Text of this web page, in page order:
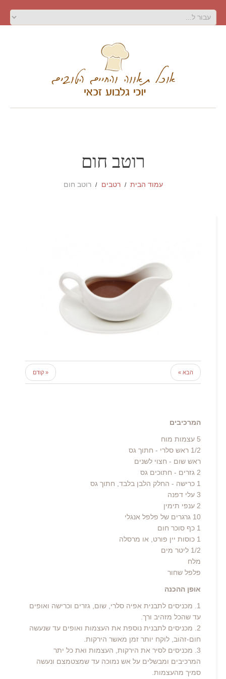
רוטב חום
עמוד הבית רטבים רוטב חום
« קודם הבא »
המרכיבים
5 עצמות מוח
1/2 ראש סלרי - חתוך גס
ראש שום - חצוי לשנים
2 גזרים - חתוכים גס
1 כרישה - החלק הלבן בלבד, חתוך גס
3 עלי דפנה
2 ענפי תימין
10 גרגרים של פלפל אנגלי
1 כף סוכר חום
1 כוסות יין פורט, או מרסלה
1/2 ליטר מים
מלח
פלפל שחור
אופן ההכנה
1. מכניסים לתבנית אפיה סלרי, שום, גזרים וכרישה ואופים
עד שהכל מזהיב ורך.
2. מכניסים לתבנית נוספת את העצמות ואופים עד שנעשה
חום-זהוב, לוקח יותר זמן מאשר הירקות.
3. מכניסים לסיר את הירקות, העצמות ואת כל יתר
המרכיבים ומבשלים על אש נמוכה עד שמצטמצם ונעשה
סמיך מהעצמות.